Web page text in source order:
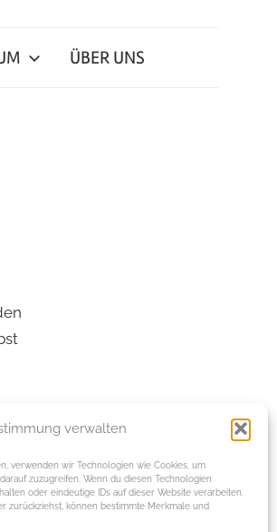
verwalten
verwenden wir Technologien wie Cookies, um
zuzugreifen. Wenn du diesen Technologien
oder eindeutige IDs auf dieser Website verarbeiten.
zurückziehst, können bestimmte Merkmale und
ÜBER UNS